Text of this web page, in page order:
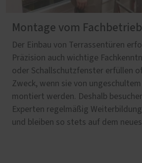
Montage vom Fachbetrieb
Der Einbau von Terrassentüren
Präzision auch wichtige
oder Schallschutzfenster erfüllen
Zweck, wenn sie von ungeschultem
montiert werden. Deshalb
Experten regelmäßig
und bleiben so stets auf dem